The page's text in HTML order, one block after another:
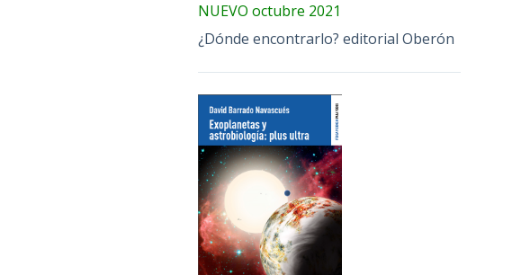
NUEVO octubre 2021
¿Dónde encontrarlo? editorial Oberón